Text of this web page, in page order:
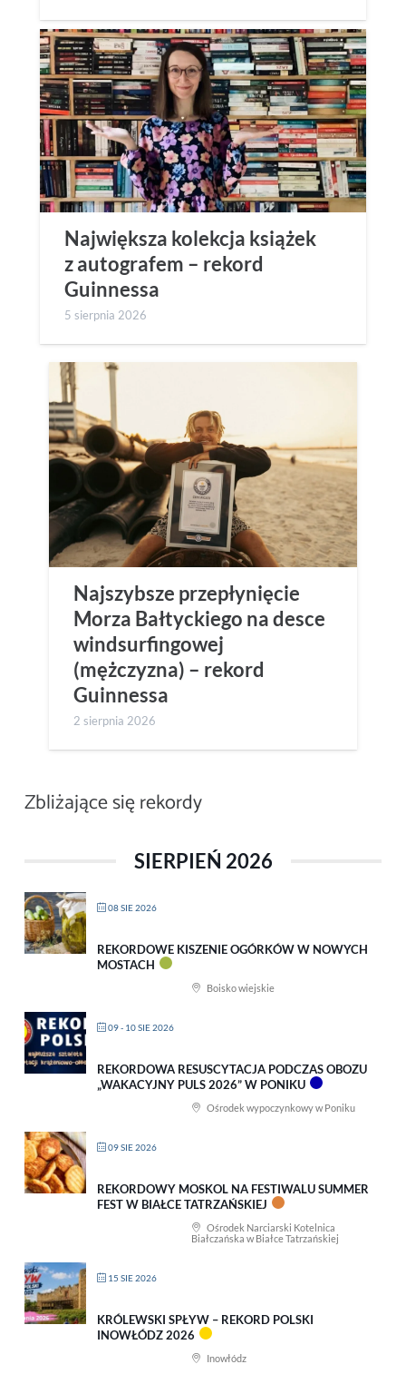
Największa kolekcja książek
z autografem – rekord
Guinnessa
5 sierpnia 2026
Najszybsze przepłynięcie
Morza Bałtyckiego na desce
windsurfingowej
(mężczyzna) – rekord
Guinnessa
2 sierpnia 2026
Zbliżające się rekordy
SIERPIEŃ 2026
08 SIE 2026
REKORDOWE KISZENIE OGÓRKÓW W NOWYCH
MOSTACH
Boisko wiejskie
09 - 10 SIE 2026
REKORDOWA RESUSCYTACJA PODCZAS OBOZU
„WAKACYJNY PULS 2026” W PONIKU
Ośrodek wypoczynkowy w Poniku
09 SIE 2026
REKORDOWY MOSKOL NA FESTIWALU SUMMER
FEST W BIAŁCE TATRZAŃSKIEJ
Ośrodek Narciarski Kotelnica
Białczańska w Białce Tatrzańskiej
15 SIE 2026
KRÓLEWSKI SPŁYW – REKORD POLSKI
INOWŁÓDZ 2026
Inowłódz